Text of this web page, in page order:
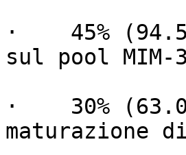
·    45%
sul pool MIM-
·    30%
maturazione